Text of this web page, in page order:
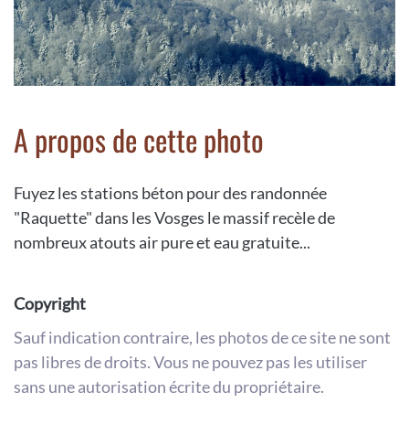
A propos de cette photo
Fuyez les stations béton pour des randonnée
"Raquette" dans les Vosges le massif recèle de
nombreux atouts air pure et eau gratuite...
Copyright
Sauf indication contraire, les photos de ce site ne sont
pas libres de droits. Vous ne pouvez pas les utiliser
sans une autorisation écrite du propriétaire.